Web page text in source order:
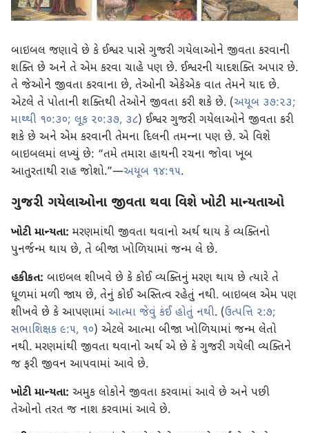
બાઇબલ જણાવે છે કે ઈશ્વર પાસે ગુજરી ગયેલાઓને જીવતા કરવાની
શક્તિ છે અને તે એમ કરવા ચાહે પણ છે. ઈશ્વરની યાદશક્તિ અપાર છે.
તે જેઓને જીવતા કરવાના છે, તેઓની એકેએક વાત તેમને યાદ છે.
એટલે તે પોતાની શક્તિથી તેઓને જીવતા કરી શકે છે. (અયૂબ ૩૭:૨૩;
માથ્થી ૧૦:૩૦; લૂક ૨૦:૩૭, ૩૮) ઈશ્વર ગુજરી ગયેલાઓને જીવતા કરી
શકે છે અને એમ કરવાની તેમના દિલની તમન્‍ના પણ છે. એ વિશે
બાઇબલમાં લખ્યું છે: “તમે તમારા હાથની રચના જોવા ખૂબ
આતુરતાથી રાહ જોશો.”—અયૂબ ૧૪:૧૫.
ગુજરી ગયેલાઓના જીવતા થવા વિશે ખોટી માન્યતાઓ
ખોટી માન્યતા: મરણમાંથી જીવતા થવાનો અર્થ થાય કે વ્યક્તિનો
પુનર્જન્મ થાય છે, તે બીજા ખોળિયામાં જન્મ લે છે.
હકીકત: બાઇબલ શીખવે છે કે કોઈ વ્યક્તિનું મરણ થાય છે ત્યારે તે
ધૂળમાં મળી જાય છે, તેનું કોઈ અસ્તિત્વ રહેતું નથી. બાઇબલ એમ પણ
શીખવે છે કે આપણામાં આત્મા જેવું કંઈ હોતું નથી. (ઉત્પત્તિ ૨:૭;
સભાશિક્ષક ૯:૫, ૧૦) એટલે આત્મા બીજા ખોળિયામાં જન્મ લેતો
નથી. મરણમાંથી જીવતા થવાનો અર્થ એ છે કે ગુજરી ગયેલી વ્યક્તિને
જ ફરી જીવન આપવામાં આવે છે.
ખોટી માન્યતા: અમુક લોકોને જીવતા કરવામાં આવે છે અને પછી
તેઓનો તરત જ નાશ કરવામાં આવે છે.